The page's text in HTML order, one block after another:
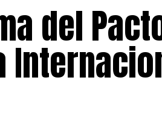
del